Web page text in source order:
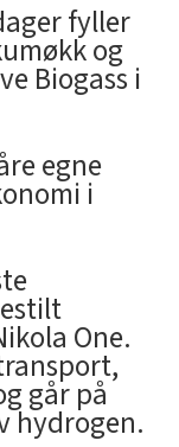
fyller
og
Biogass i
egne
i
One.
går på
hydrogen.